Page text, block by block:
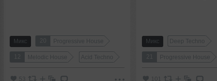
Микс 20 Progressive House
12 Melodic House Acid Techno
53
Микс Deep Techno
21 Progressive House